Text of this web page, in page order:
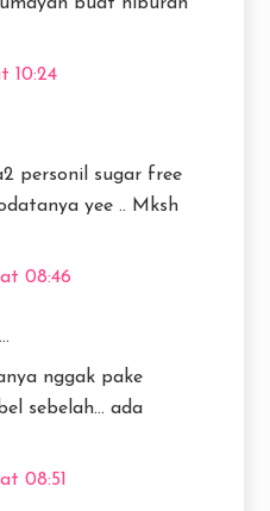
10:24
personil sugar free
yee .. Mksh
08:46
nggak pake
sebelah... ada
08:51